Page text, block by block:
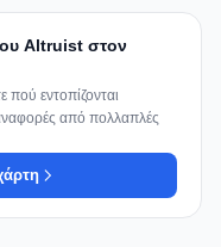
Altruist στον
πού εντοπίζονται
από πολλαπλές